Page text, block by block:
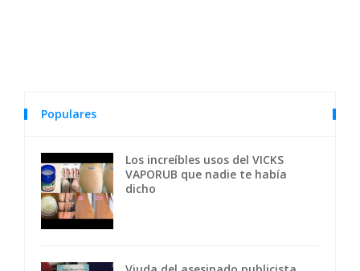
Populares
Los increíbles usos del VICKS
VAPORUB que nadie te había
dicho